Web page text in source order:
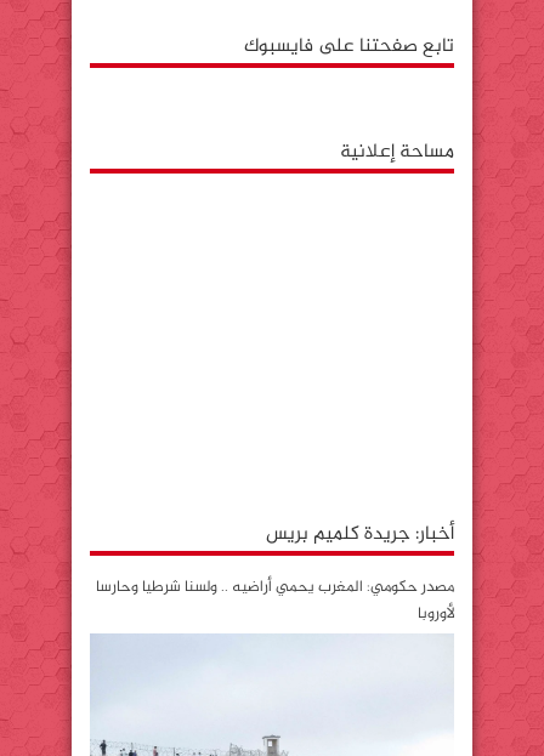
تابع صفحتنا على فايسبوك
مساحة إعلانية
أخبار: جريدة كلميم بريس
مصدر حكومي: المغرب يحمي أراضيه .. ولسنا شرطيا وحارسا
لأوروبا